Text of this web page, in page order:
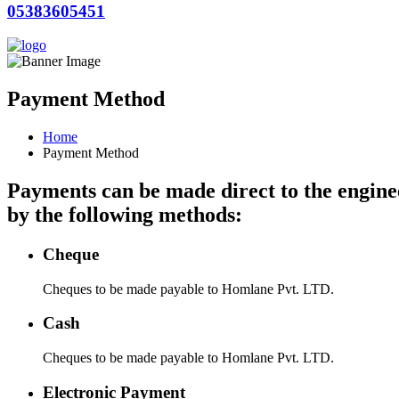
05383605451
Payment Method
Home
Payment Method
Payments can be made direct to the
by the following methods:
Cheque
Cheques to be made payable to Homlane Pvt. LTD.
Cash
Cheques to be made payable to Homlane Pvt. LTD.
Electronic Payment